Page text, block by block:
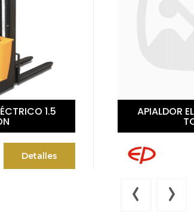
APIALDOR ELÉCTRICO 1.6
‹ ›